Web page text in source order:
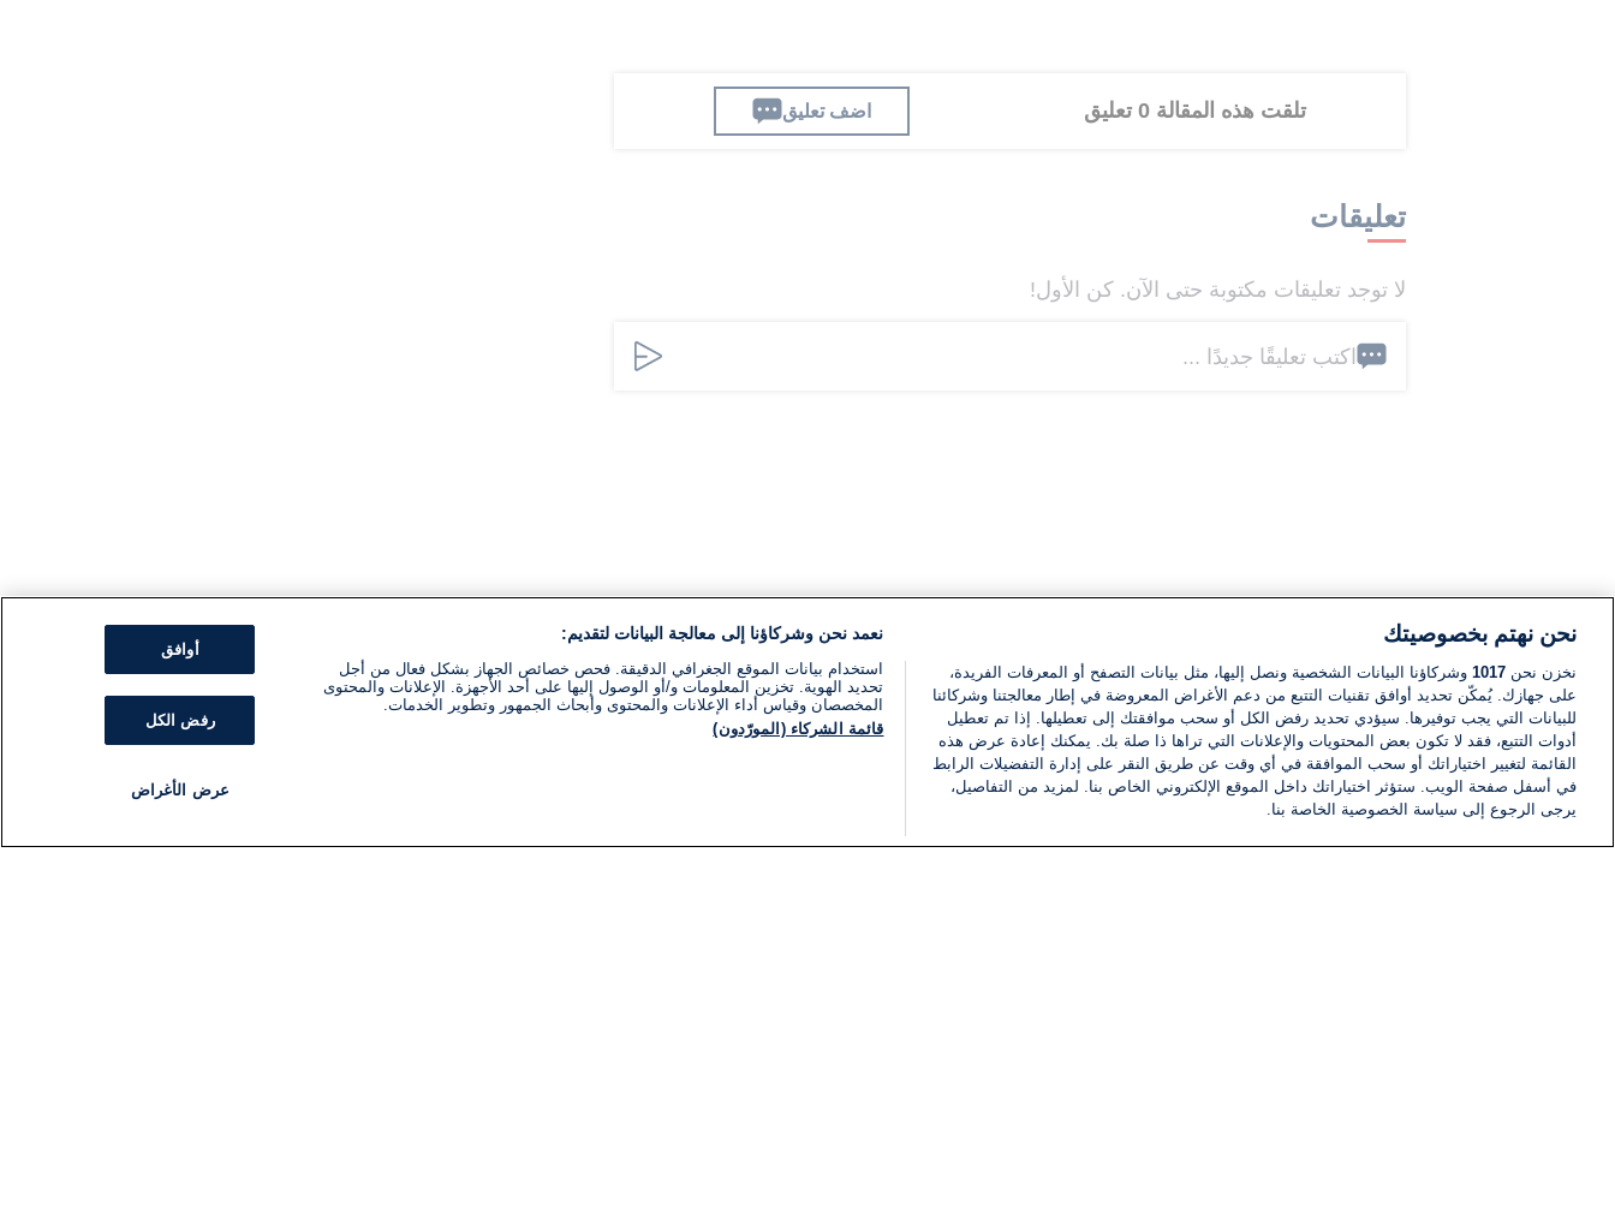
تلقت هذه المقالة 0 تعليق اضف تعليق
تعليقات
لا توجد تعليقات مكتوبة حتى الآن. كن الأول!
اكتب تعليقًا جديدًا ...
نحن نهتم بخصوصيتك
نخزن نحن 1017 وشركاؤنا البيانات الشخصية ونصل إليها، مثل بيانات التصفح أو المعرفات الفريدة،
على جهازك. يُمكّن تحديد أوافق تقنيات التتبع من دعم الأغراض المعروضة في إطار معالجتنا وشركائنا
للبيانات التي يجب توفيرها. سيؤدي تحديد رفض الكل أو سحب موافقتك إلى تعطيلها. إذا تم تعطيل
أدوات التتبع، فقد لا تكون بعض المحتويات والإعلانات التي تراها ذا صلة بك. يمكنك إعادة عرض هذه
القائمة لتغيير اختياراتك أو سحب الموافقة في أي وقت عن طريق النقر على إدارة التفضيلات الرابط
في أسفل صفحة الويب. ستؤثر اختياراتك داخل الموقع الإلكتروني الخاص بنا. لمزيد من التفاصيل،
يرجى الرجوع إلى سياسة الخصوصية الخاصة بنا.
نعمد نحن وشركاؤنا إلى معالجة البيانات لتقديم:
استخدام بيانات الموقع الجغرافي الدقيقة. فحص خصائص الجهاز بشكل فعال من أجل
تحديد الهوية. تخزين المعلومات و/أو الوصول إليها على أحد الأجهزة. الإعلانات والمحتوى
المخصصان وقياس أداء الإعلانات والمحتوى وأبحاث الجمهور وتطوير الخدمات.
قائمة الشركاء (المورّدون)
أوافق
رفض الكل
عرض الأغراض